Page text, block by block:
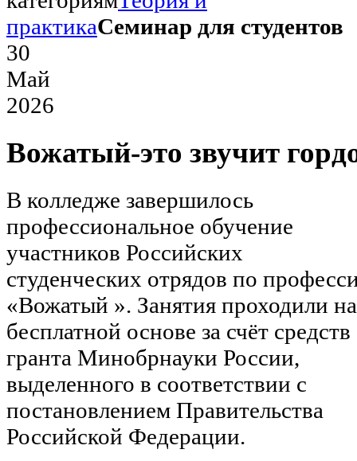
практикаСеминар для студентов
30
Май
2026
Вожатый-это звучит
В колледже завершилось
профессиональное обучение
участников Российских
студенческих отрядов по
«Вожатый ». Занятия проходили
бесплатной основе за счёт средств
гранта Минобрнауки России,
выделенного в соответствии с
постановлением Правительства
Российской Федерации.